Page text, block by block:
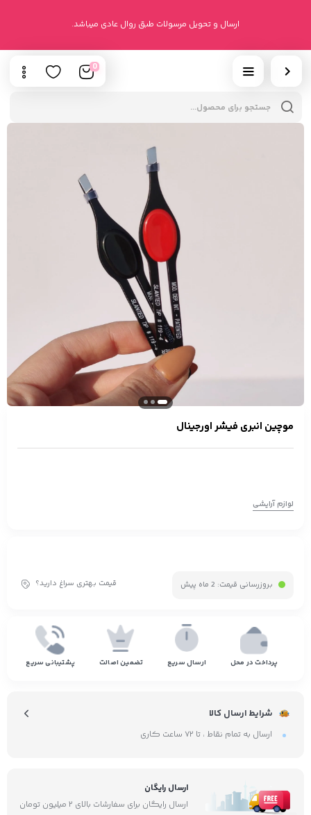
ارسال و تحویل مرسولات طبق روال عادی میباشد.
0
موچین انبری فیشر اورجینال
لوازم آرایشی
بروزرسانی قیمت: 2 ماه پیش قیمت بهتری سراغ دارید؟
پرداخت در محل ارسال سریع تضمین اصالت پشتیبانی سریع
شرایط ارسال کالا
ارسال به تمام نقاط ، تا ۷۲ ساعت کاری
ارسال رایگان
ارسال رایگان برای سفارشات بالای ۲ میلیون تومان